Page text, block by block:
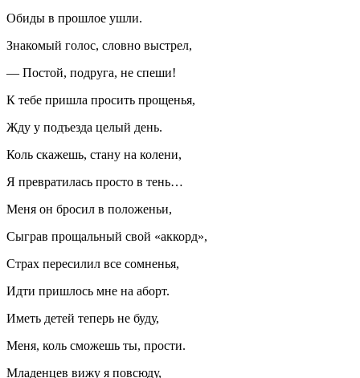
Обиды в прошлое ушли.
Знакомый голос, словно выстрел,
— Постой, подруга, не спеши!
К тебе пришла просить прощенья,
Жду у подъезда целый день.
Коль скажешь, стану на колени,
Я превратилась просто в тень…
Меня он бросил в положеньи,
Сыграв прощальный свой «аккорд»,
Страх пересилил все сомненья,
Идти пришлось мне на аборт.
Иметь детей теперь не буду,
Меня, коль сможешь ты, прости.
Младенцев вижу я повсюду,